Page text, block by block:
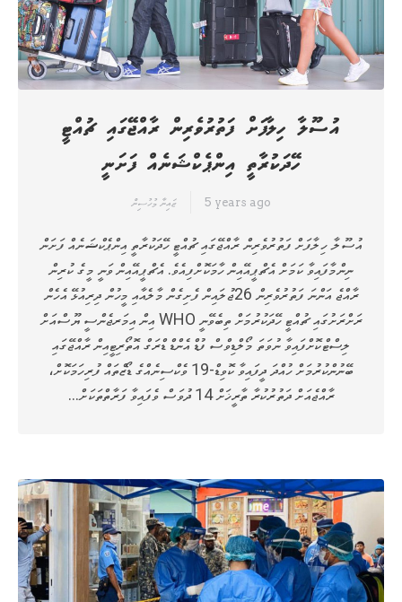
އުސޫލާ ހިލާފަށް ފަތުރުވެރިން ރާއްޖޭގައި ޗުއްޓީ
ހޭދަކުރާތީ އިންޕެކްޝަނެއް ފަށަނީ
ޒައިނާ މުހުސިން 5 years ago
އުސޫލާ ހިލާފަށް ފަތުރުވެރިން ރާއްޖޭގައި ޗުއްޓީ ހޭދަކުރާތީ އިންޕެކްޝަނެއް ފަށަން
ނިންމާފައިވާ ކަމަށް އެޗްޕީއޭއިން ހާމަކޮށްފިއެވެ. އެޗްޕީއޭއިން ވަނީ މީގެ ކުރިން
ރާއްޖެ އަންނަ ފަތުރުވެރިން 26ޖުލައިން ފެށިގެން މާލެއާއި މީހުން ދިރިއުޅޭ އެހެން
ރަށްރަށުގައި ޗުއްޓީ ހޭދަކުރުމަށް ތިބެވޭނީ WHO އިން އިމަރޖެންސީ ޔޫސްއަށް
ލިސްޓްކޮށްފައިވާ ނުވަތަ މޯލްޑިވްސް ފުޑް އެންޑް ޑްރަގް އޮތޯރިޓީއިން ރާއްޖޭގައި
ބޭނުންކުރުމަށް ހުއްދަ ދީފައިވާ ކޮވިޑް-19 ވެކްސިނެއްގެ ޑޯޒްތައް ފުރިހަމަކޮށް،
ރާއްޖެއަށް ދަތުރުކުރާ ތާރީޚަށް 14 ދުވަސް ވެފައިވާ ފަރާތްތަކަށް…